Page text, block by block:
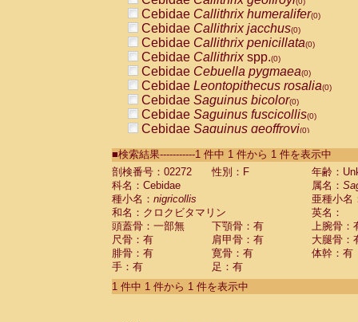
Cebidae Callithrix humeralifer(0)
Cebidae Callithrix jacchus(0)
Cebidae Callithrix penicillata(0)
Cebidae Callithrixspp.(0)
Cebidae Cebuella pygmaea(0)
Cebidae Leontopithecus rosalia(0)
Cebidae Saguinus bicolor(0)
Cebidae Saguinus fuscicollis(0)
Cebidae Saguinus geoffroyi(0)
CebidaeSaguinus labiatus(0)
Cebidae Saguinus leucopus (0)
Cebidae
CebidaeSaguinus mystax
CebidaeSaguinus nigricollis (1)
Cebidae Saguinus oedipus
Cebidae Saguinus weddelli
Cebidae Saguinusspp.
Cebidae Aotus trivirgatus
Cebidae Cebus albifrons
■検索結果-----------1 件中 1 件から 1 件を表示中
剖検番号：02272
性別：F
年齢：
科名：Cebidae
属名：
種小名： nigricollis
亜種小名
和名：クロクビタマリン
英名：
頭蓋骨：一部無
下顎骨：有
上腕骨：
尺骨：有
肩甲骨：有
大腿骨：
腓骨：有
寛骨：有
体幹：有
手：有
足：有
1 件中 1 件から 1 件を表示中